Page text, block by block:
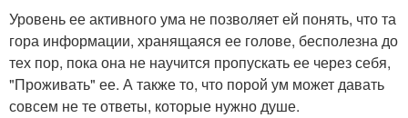
Уровень ее активного ума не позволяет ей понять, что та
гора информации, хранящаяся ее голове, бесполезна до
тех пор, пока она не научится пропускать ее через себя,
"Проживать" ее. А также то, что порой ум может давать
совсем не те ответы, которые нужно душе.